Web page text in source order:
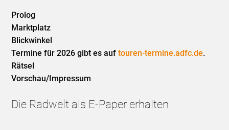
Prolog
Marktplatz
Blickwinkel
Termine für 2026 gibt es auftouren-termine.adfc.de.
Rätsel
Vorschau/Impressum
Die Radwelt als E-Paper erhalten